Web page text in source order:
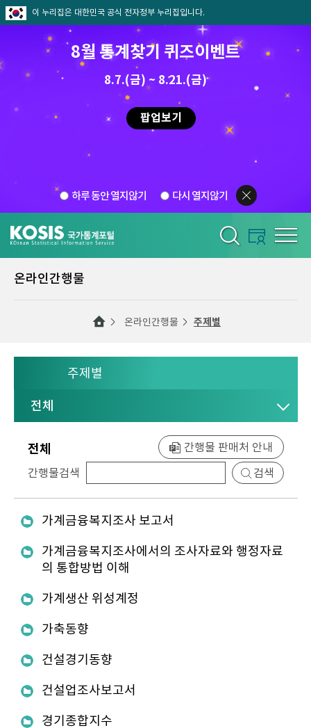
이 누리집은 대한민국 공식 전자정부 누리집입니다.
8월 통계찾기 퀴즈이벤트
8.7.(금) ~ 8.21.(금)
팝업보기
하루 동안 열지않기 다시 열지않기
온라인간행물
온라인간행물 주제별